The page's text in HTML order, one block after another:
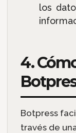
los
4.
Botpress
través de